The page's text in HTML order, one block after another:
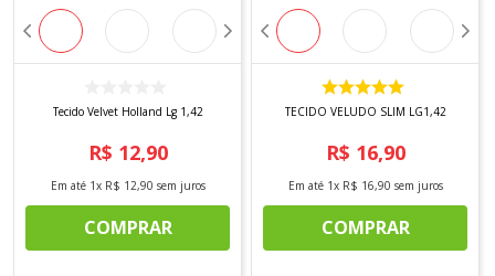
Tecido Velvet Holland Lg 1,42
R$ 12,90
Em até 1x R$ 12,90 sem juros
COMPRAR
TECIDO VELUDO SLIM LG1,42
R$ 16,90
Em até 1x R$ 16,90 sem juros
COMPRAR